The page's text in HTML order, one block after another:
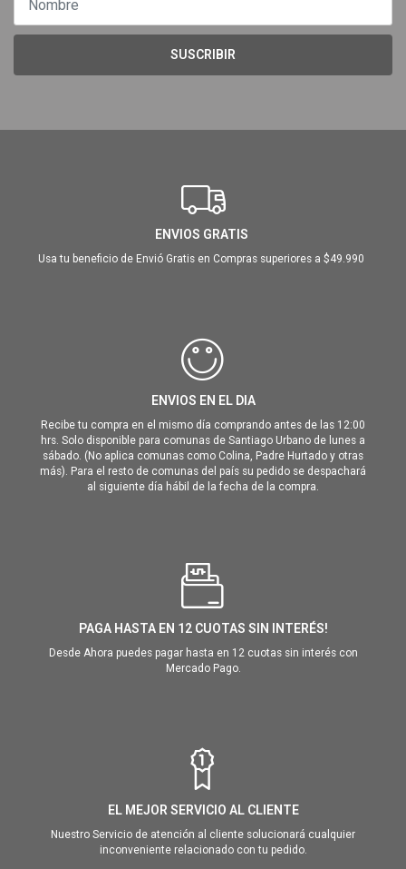
SUSCRIBIR
ENVIOS GRATIS
Usa tu beneficio de Envió Gratis en Compras superiores a $49.990
ENVIOS EN EL DIA
Recibe tu compra en el mismo día comprando antes de las 12:00
hrs. Solo disponible para comunas de Santiago Urbano de lunes a
sábado. (No aplica comunas como Colina, Padre Hurtado y otras
más). Para el resto de comunas del país su pedido se despachará
al siguiente día hábil de la fecha de la compra.
PAGA HASTA EN 12 CUOTAS SIN INTERÉS!
Desde Ahora puedes pagar hasta en 12 cuotas sin interés con
Mercado Pago.
EL MEJOR SERVICIO AL CLIENTE
Nuestro Servicio de atención al cliente solucionará cualquier
inconveniente relacionado con tu pedido.